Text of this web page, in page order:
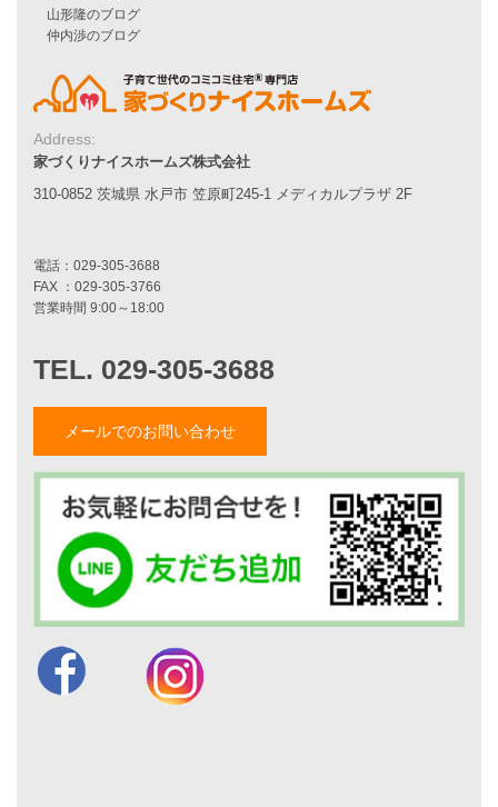
家づくりの流れ
7つのポイント
平屋をお考えの方へ
二世帯住宅をお考えの方へ
リフォームをお考えの方へ
施工事例一覧
お客様の声
家づくりへの想い
採用情報
お知らせ・イベント情報
ブログ一覧
菅原和彦のブログ
斎藤亮のブログ
小薬淳一のブログ
山形隆のブログ
仲内渉のブログ
Address:
家づくりナイスホームズ株式会社
310-0852 茨城県 水戸市 笠原町245-1 メディカルプラザ 2F
メールでのお問い合わせ